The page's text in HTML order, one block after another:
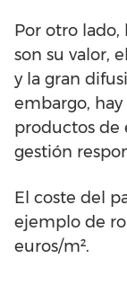
Por otro lado,
son su valor,
y la gran
embargo,
productos de
gestión
El coste del
ejemplo de
euros/m².